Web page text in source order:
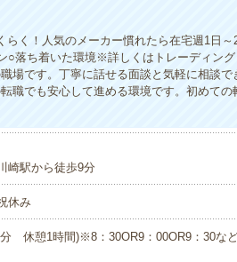
く！人気のメーカー慣れたら在宅週1日
○落ち着いた環境※詳しくはトレーディン
場です。丁寧に話せる面談と気軽に相談で
職でも安心して進める環境です。初めての
崎駅から徒歩9分
休み
休憩1時間)※8：30OR9：00OR9：30な